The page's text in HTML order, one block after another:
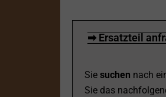
➡ Ersatzteil
Sie suchen nach
Sie das